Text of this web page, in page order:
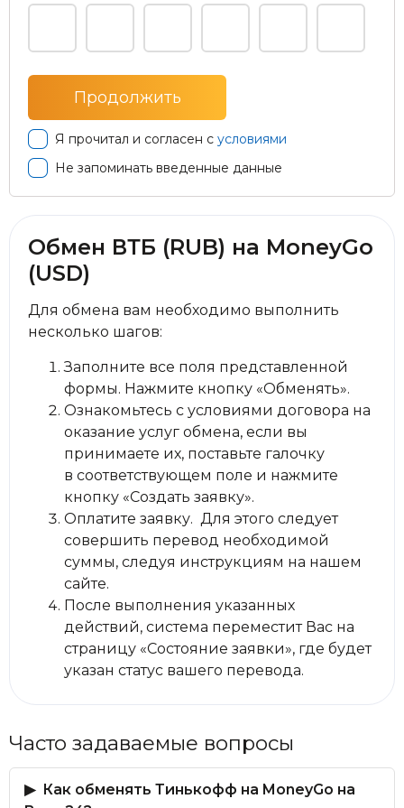
Я прочитал и согласен с условиями
Не запоминать введенные данные
Обмен ВТБ (RUB) на MoneyGo
(USD)
Для обмена вам необходимо выполнить
несколько шагов:
Заполните все поля представленной
формы. Нажмите кнопку «Обменять».
Ознакомьтесь с условиями договора на
оказание услуг обмена, если вы
принимаете их, поставьте галочку
в соответствующем поле и нажмите
кнопку «Создать заявку».
Оплатите заявку. Для этого следует
совершить перевод необходимой
суммы, следуя инструкциям на нашем
сайте.
После выполнения указанных
действий, система переместит Вас на
страницу «Состояние заявки», где будет
указан статус вашего перевода.
Часто задаваемые вопросы
Как обменять Тинькофф на MoneyGo на